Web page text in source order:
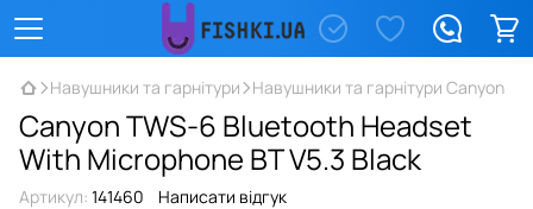
Навушники та гарнітури Навушники та гарнітури Canyon
Canyon TWS-6 Bluetooth Headset
With Microphone BT V5.3 Black
Артикул: 141460 Написати відгук